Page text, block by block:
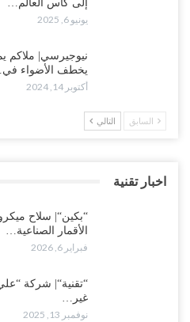
إلى كأس العالم…
يونيو 6, 2025
نيوجيرسي| ملاكم
يخطف الأضواء
أكتوبر 14, 2024
السابق التالي
اخبار تقنية
“بكين“| سلاح
الأقمار الصناعية…
فبراير 6, 2026
“تقنية“| شركة “علي
غير…
نوفمبر 13, 2025